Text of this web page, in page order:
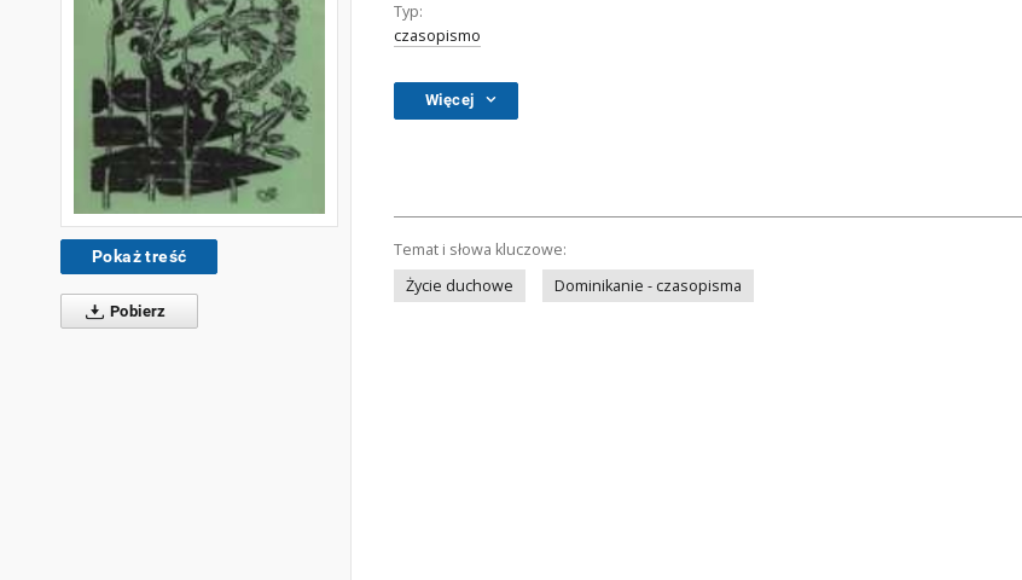
Pokaż treść
Pobierz
Typ:
czasopismo
Więcej
Temat i słowa kluczowe:
Życie duchowe
Dominikanie - czasopisma